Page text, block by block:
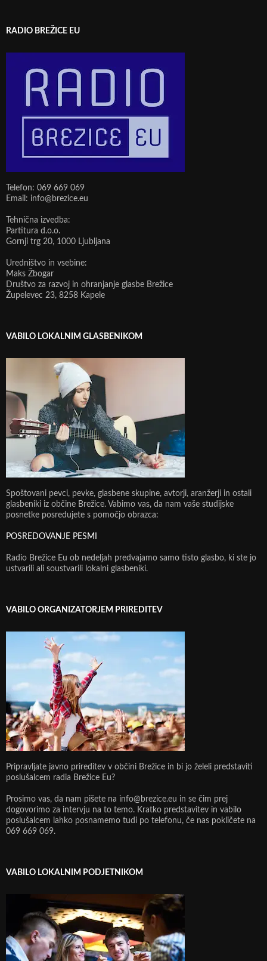
RADIO BREŽICE EU
Telefon: 069 669 069
Email: info@brezice.eu
Tehnična izvedba:
Partitura d.o.o.
Gornji trg 20, 1000 Ljubljana
Uredništvo in vsebine:
Maks Žbogar
Društvo za razvoj in ohranjanje glasbe Brežice
Župelevec 23, 8258 Kapele
VABILO LOKALNIM GLASBENIKOM
Spoštovani pevci, pevke, glasbene skupine, avtorji, aranžerji in ostali
glasbeniki iz občine Brežice. Vabimo vas, da nam vaše studijske
posnetke posredujete s pomočjo obrazca:
POSREDOVANJE PESMI
Radio Brežice Eu ob nedeljah predvajamo samo tisto glasbo, ki ste jo
ustvarili ali soustvarili lokalni glasbeniki.
VABILO ORGANIZATORJEM PRIREDITEV
Pripravljate javno prireditev v občini Brežice in bi jo želeli predstaviti
poslušalcem radia Brežice Eu?
Prosimo vas, da nam pišete na info@brezice.eu in se čim prej
dogovorimo za intervju na to temo. Kratko predstavitev in vabilo
poslušalcem lahko posnamemo tudi po telefonu, če nas pokličete na
069 669 069.
VABILO LOKALNIM PODJETNIKOM